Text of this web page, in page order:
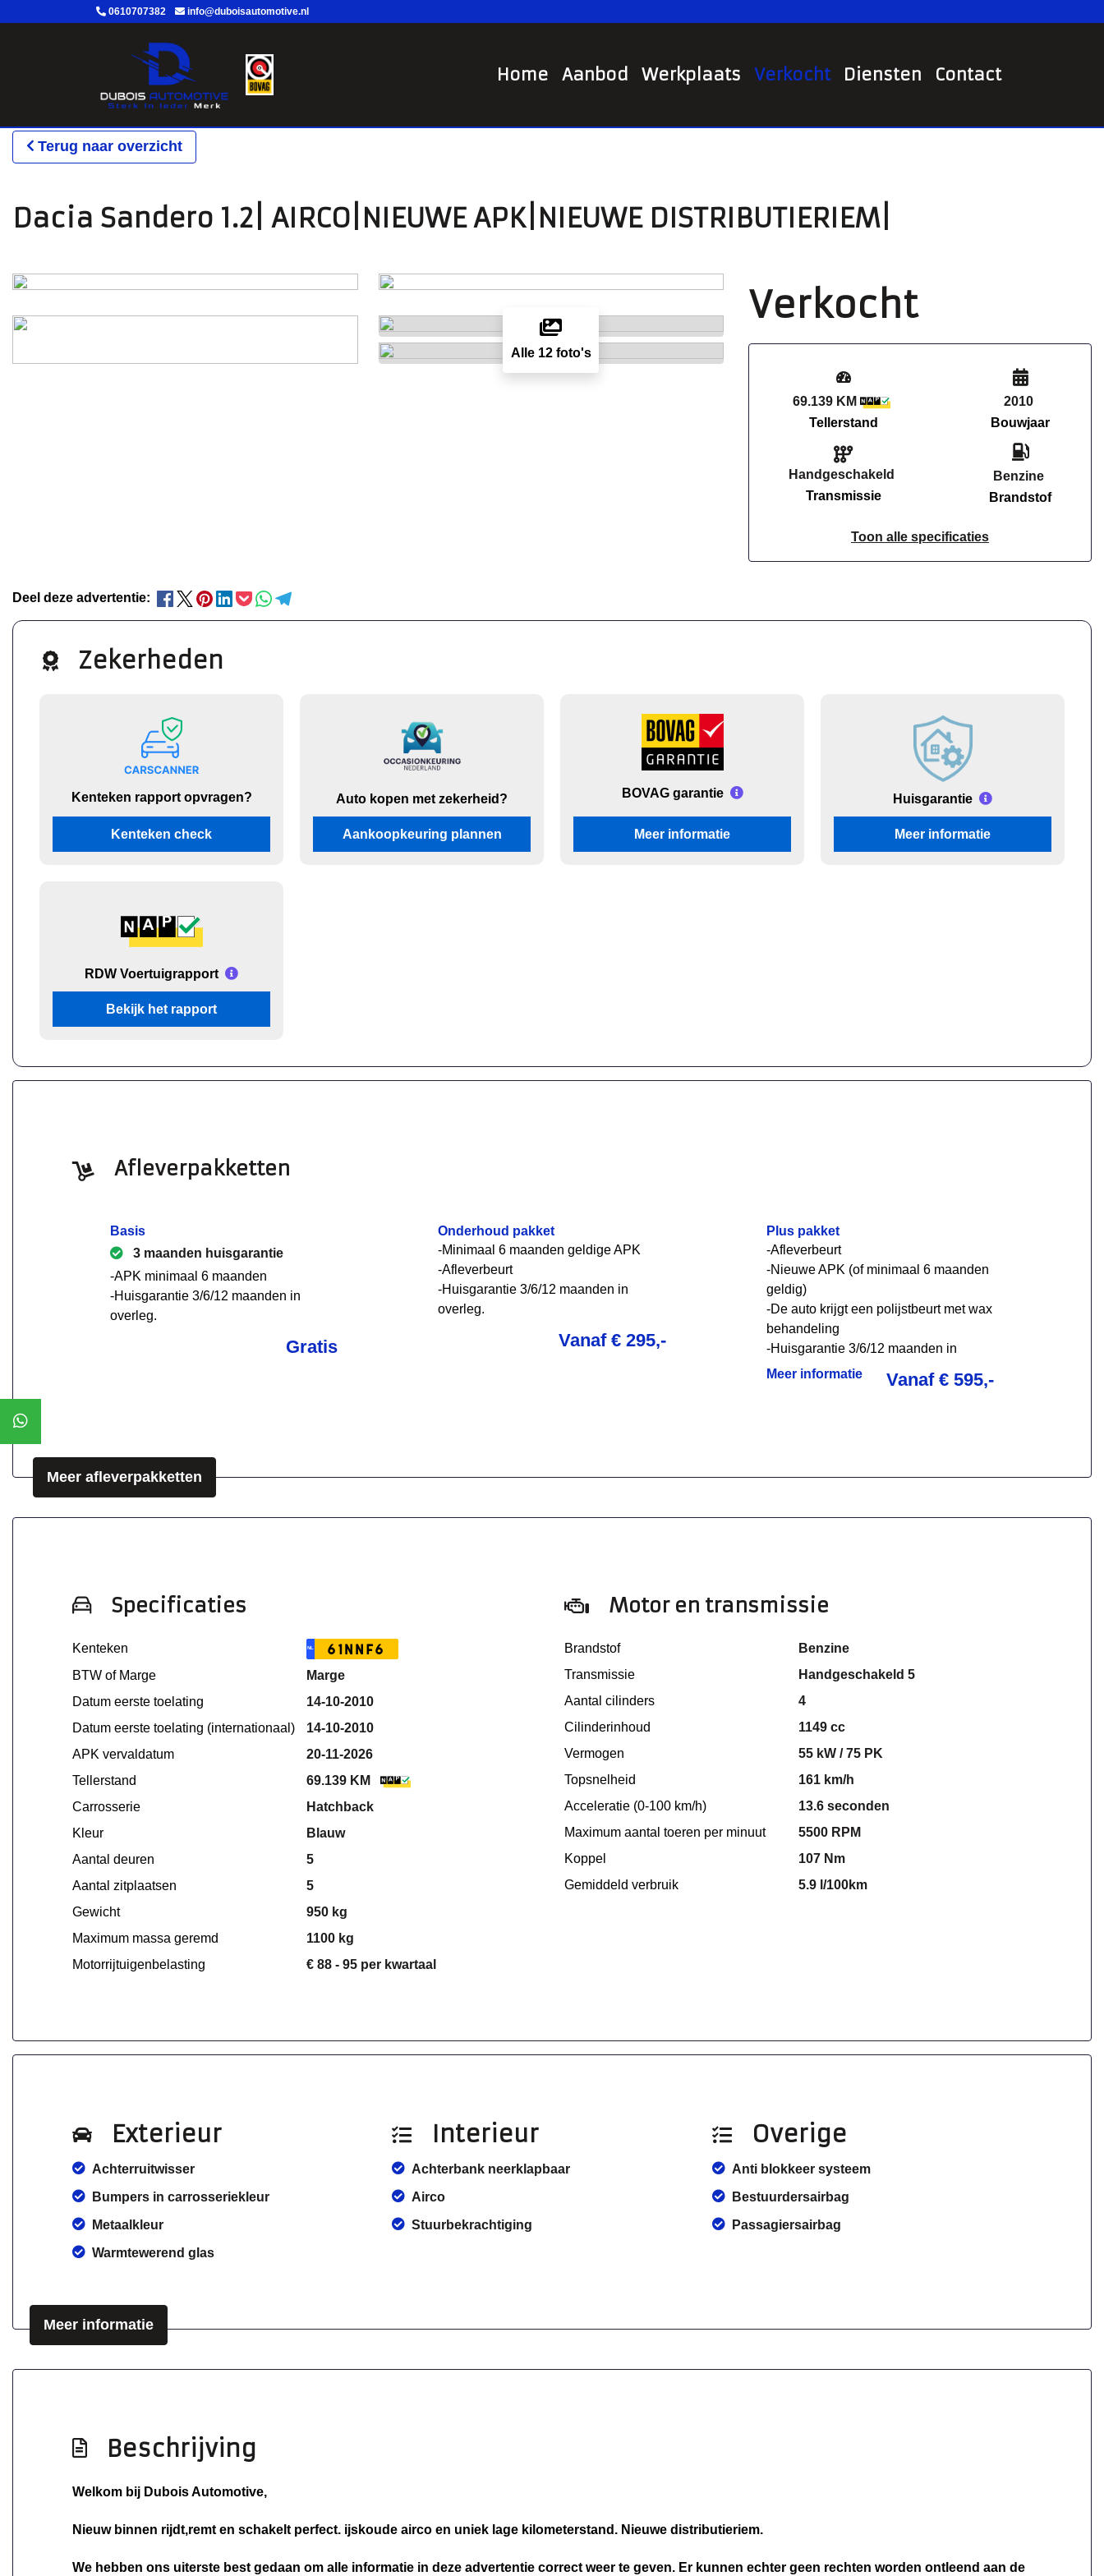
0610707382 info@duboisautomotive.nl
Home Aanbod Werkplaats Verkocht Diensten Contact
Terug naar overzicht
Dacia Sandero 1.2| AIRCO|NIEUWE APK|NIEUWE DISTRIBUTIERIEM|
Alle 12 foto's
Verkocht
69.139 KM
Tellerstand
Handgeschakeld
Transmissie
2010
Bouwjaar
Benzine
Brandstof
Toon alle specificaties
Deel deze advertentie:
Zekerheden
Kenteken rapport opvragen?
Kenteken check
Auto kopen met zekerheid?
Aankoopkeuring plannen
BOVAG garantie
Meer informatie
Huisgarantie
Meer informatie
RDW Voertuigrapport
Bekijk het rapport
Afleverpakketten
Basis
3 maanden huisgarantie
-APK minimaal 6 maanden
-Huisgarantie 3/6/12 maanden in
overleg.
Gratis
Onderhoud pakket
-Minimaal 6 maanden geldige APK
-Afleverbeurt
-Huisgarantie 3/6/12 maanden in
overleg.
Vanaf € 295,-
Plus pakket
-Afleverbeurt
-Nieuwe APK (of minimaal 6 maanden
geldig)
-De auto krijgt een polijstbeurt met wax
behandeling
-Huisgarantie 3/6/12 maanden in
overleg
Meer informatie Vanaf € 595,-
Meer afleverpakketten
Specificaties
Kenteken NL 61NNF6
BTW of Marge
Marge
Datum eerste toelating
14-10-2010
Datum eerste toelating (internationaal)
14-10-2010
APK vervaldatum
20-11-2026
Tellerstand
69.139 KM
Carrosserie
Hatchback
Kleur
Blauw
Aantal deuren
5
Aantal zitplaatsen
5
Gewicht
950 kg
Maximum massa geremd
1100 kg
Motorrijtuigenbelasting
€ 88 - 95 per kwartaal
Motor en transmissie
Brandstof
Benzine
Transmissie
Handgeschakeld 5
Aantal cilinders
4
Cilinderinhoud
1149 cc
Vermogen
55 kW / 75 PK
Topsnelheid
161 km/h
Acceleratie (0-100 km/h)
13.6 seconden
Maximum aantal toeren per minuut
5500 RPM
Koppel
107 Nm
Gemiddeld verbruik
5.9 l/100km
Exterieur
Achterruitwisser
Bumpers in carrosseriekleur
Metaalkleur
Warmtewerend glas
Interieur
Achterbank neerklapbaar
Airco
Stuurbekrachtiging
Overige
Anti blokkeer systeem
Bestuurdersairbag
Passagiersairbag
Meer informatie
Beschrijving
Welkom bij Dubois Automotive,
Nieuw binnen rijdt,remt en schakelt perfect. ijskoude airco en uniek lage kilometerstand. Nieuwe distributieriem.
We hebben ons uiterste best gedaan om alle informatie in deze advertentie correct weer te geven. Er kunnen echter geen rechten worden ontleend aan de